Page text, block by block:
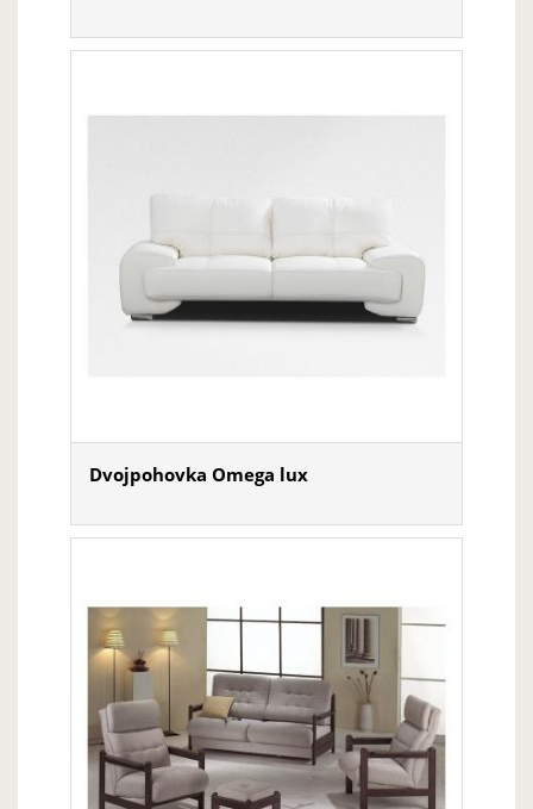
Dvojpohovka Omega lux